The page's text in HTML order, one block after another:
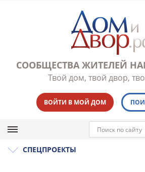
СООБЩЕСТВА ЖИТЕЛЕЙ
Твой дом, твой двор,
ВОЙТИ В МОЙ ДОМ
СПЕЦПРОЕКТЫ